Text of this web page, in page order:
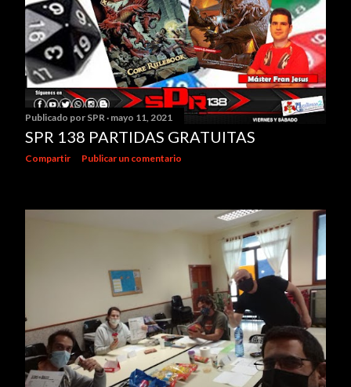
Publicado por SPR mayo 11, 2021
SPR 138 PARTIDAS GRATUITAS
Compartir Publicar un comentario